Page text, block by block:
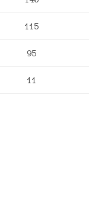
115
95
11